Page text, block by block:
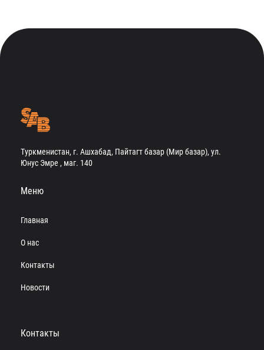
Туркменистан, г. Ашхабад, Пайтагт базар (Мир базар), ул.
Юнус Эмре , маг. 140
Меню
Главная
О нас
Контакты
Новости
Контакты